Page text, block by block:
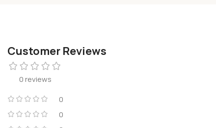
Customer Reviews
0 reviews
0
0